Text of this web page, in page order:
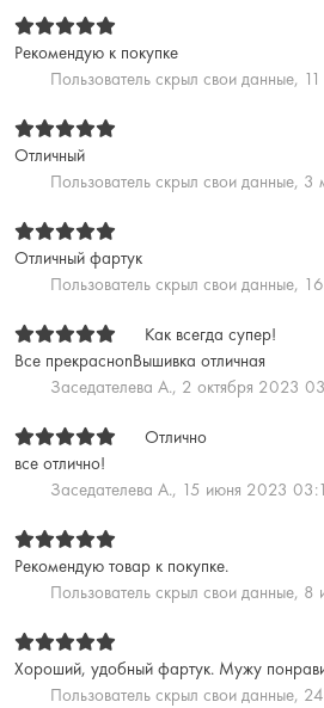
Рекомендую к покупке
Пользователь скрыл свои данные,
Отличный
Пользователь скрыл свои данные, 3
Отличный фартук
Пользователь скрыл свои данные,
Как всегда супер!
Все прекрасноnВышивка отличная
Заседателева А., 2 октября 2023
Отлично
все отлично!
Заседателева А., 15 июня 2023
Рекомендую товар к покупке.
Пользователь скрыл свои данные, 8
Хороший, удобный фартук. Мужу
Пользователь скрыл свои данные,